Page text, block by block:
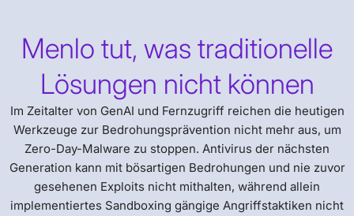
Menlo tut, was traditionelle
Lösungen nicht können
Im Zeitalter von GenAI und Fernzugriff reichen die heutigen
Werkzeuge zur Bedrohungsprävention nicht mehr aus, um
Zero-Day-Malware zu stoppen. Antivirus der nächsten
Generation kann mit bösartigen Bedrohungen und nie zuvor
gesehenen Exploits nicht mithalten, während allein
implementiertes Sandboxing gängige Angriffstaktiken nicht